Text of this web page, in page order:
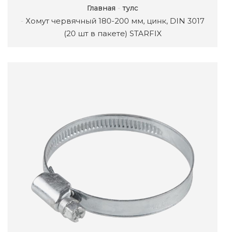
Главная тулс
Хомут червячный 180-200 мм, цинк, DIN 3017
(20 шт в пакете) STARFIX